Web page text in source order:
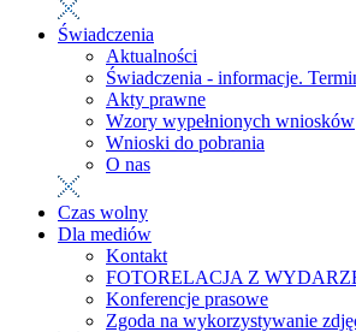
Świadczenia
Aktualności
Świadczenia - informacje.
Akty prawne
Wzory wypełnionych wniosków
Wnioski do pobrania
O nas
Czas wolny
Dla mediów
Kontakt
FOTORELACJA Z
Konferencje prasowe
Zgoda na wykorzystywanie